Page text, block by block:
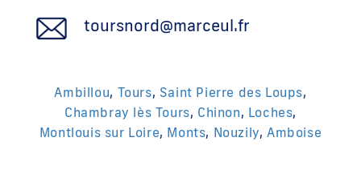
toursnord@marceul.fr
Ambillou, Tours, Saint Pierre des Loups,
Chambray lès Tours, Chinon, Loches,
Montlouis sur Loire, Monts, Nouzily, Amboise